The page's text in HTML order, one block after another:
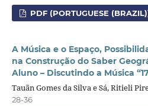
PDF (PORTUGUESE
A Música e o Espaço,
na Construção do Saber
Aluno – Discutindo a Música
Tauãn Gomes da Silva e Sá, Ritieli
28-36